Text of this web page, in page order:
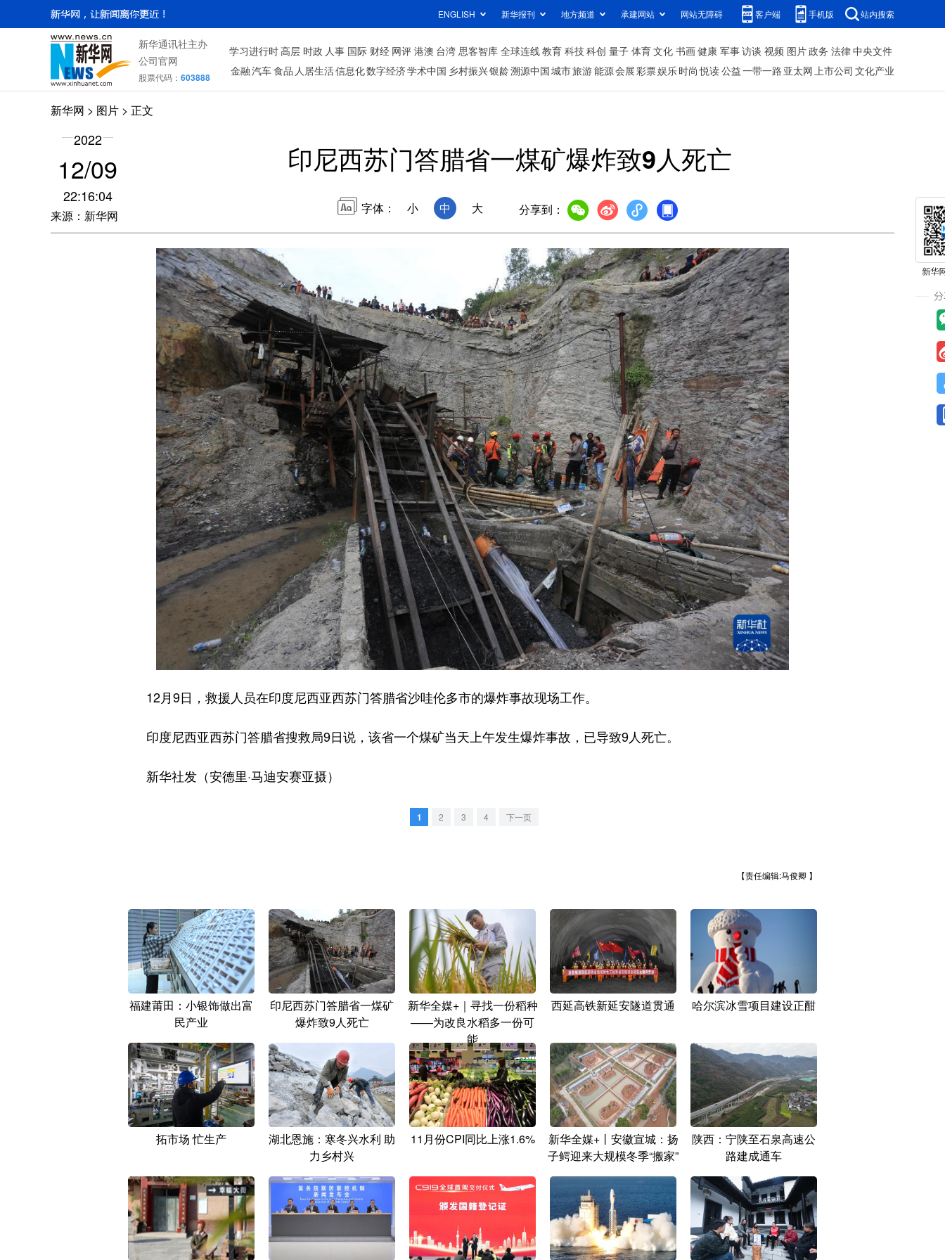
ENGLISH 新华报刊 地方频道 承建网站 网站无障碍 客户端 手机版 站内搜索
新华通讯社主办
公司官网
股票代码： 603888
学习进行时高层 时政 人事 国际 财经 网评 港澳 台湾 思客智库 全球连线教育 科技科创 量子 体育文化 书画健康 军事访谈 视频 图片政务 法律中央文件
金融汽车食品 人居生活信息化数字经济学术中国 乡村振兴银龄溯源中国城市旅游能源会展彩票娱乐时尚 悦读公益一带一路 亚太网上市公司 文化产业
新华网 > 图片 > 正文
2022
12/09
22:16:04
来源：新华网
印尼西苏门答腊省一煤矿爆炸致9人死亡
字体： 小 中 大 分享到：
12月9日，救援人员在印度尼西亚西苏门答腊省沙哇伦多市的爆炸事故现场工作。
印度尼西亚西苏门答腊省搜救局9日说，该省一个煤矿当天上午发生爆炸事故，已导致9人死亡。
新华社发（安德里·马迪安赛亚摄）
1 2 3 4 下一页
【责任编辑:马俊卿 】
福建莆田：小银饰做出富
民产业
印尼西苏门答腊省一煤矿
爆炸致9人死亡
新华全媒+｜寻找一份稻种
——为改良水稻多一份可
能
西延高铁新延安隧道贯通 哈尔滨冰雪项目建设正酣
拓市场 忙生产
湖北恩施：寒冬兴水利 助
力乡村兴
11月份CPI同比上涨1.6%
新华全媒+丨安徽宣城：扬
子鳄迎来大规模冬季“搬家”
陕西：宁陕至石泉高速公
路建成通车